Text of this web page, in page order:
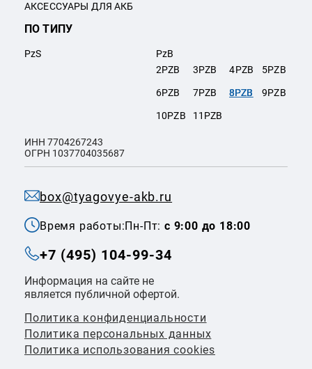
box@tyagovye-akb.ru
Время работы:Пн-Пт:с 9:00 до 18:00
+7 (495) 104-99-34
Информация на сайте не
является публичной офертой.
Политика конфиденциальности
Политикa персональных данных
Политика использования cookies
ПО ТИПУ
PzS
PzB
2PZB
3PZB 4PZB 5PZB
6PZB 7PZB 8PZB 9PZB
10PZB 11PZB
АКСЕССУАРЫ ДЛЯ АКБ
ИНН 7704267243
ОГРН 1037704035687